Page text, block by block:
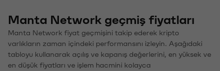
Manta Network geçmiş fiyatları
Manta Network fiyat geçmişini takip ederek kripto
varlıkların zaman içindeki performansını izleyin. Aşağıdaki
tabloyu kullanarak açılış ve kapanış değerlerini, en yüksek ve
en düşük fiyatları ve işlem hacmini kolayca